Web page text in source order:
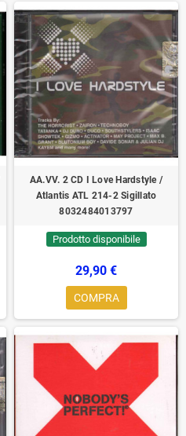
AA.VV. 2 CD I Love Hardstyle /
Atlantis ATL 214-2 Sigillato
8032484013797
Prodotto disponibile
29,90 €
COMPRA